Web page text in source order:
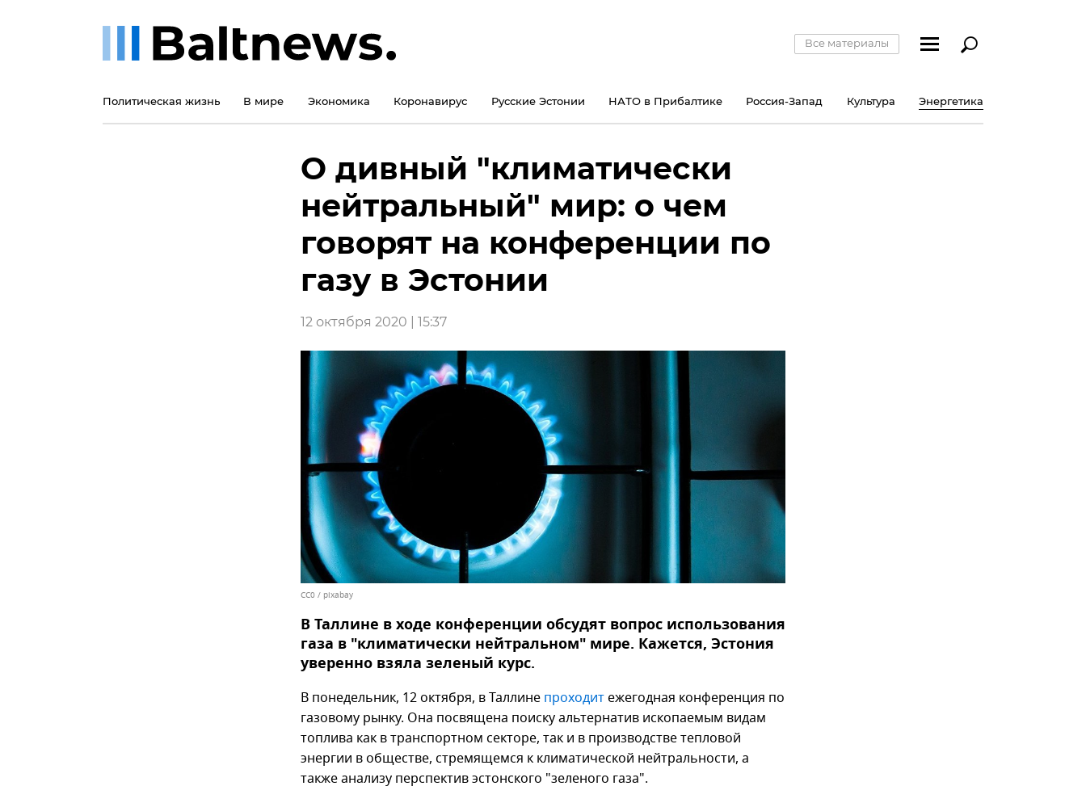
Все материалы
Политическая жизнь В мире Экономика Коронавирус Русские Эстонии НАТО в Прибалтике Россия-Запад Культура Энергетика
О дивный "климатически
нейтральный" мир: о чем
говорят на конференции по
газу в Эстонии
12 октября 2020 | 15:37
CC0 / pixabay
В Таллине в ходе конференции обсудят вопрос использования
газа в "климатически нейтральном" мире. Кажется, Эстония
уверенно взяла зеленый курс.
В понедельник, 12 октября, в Таллине проходит ежегодная конференция по
газовому рынку. Она посвящена поиску альтернатив ископаемым видам
топлива как в транспортном секторе, так и в производстве тепловой
энергии в обществе, стремящемся к климатической нейтральности, а
также анализу перспектив эстонского "зеленого газа".